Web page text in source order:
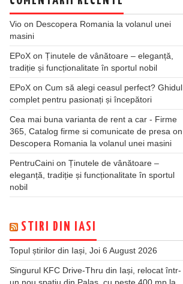
Vio on Descopera Romania la volanul unei
masini
EPoX on Ținutele de vânătoare – eleganță,
tradiție și funcționalitate în sportul nobil
EPoX on Cum să alegi ceasul perfect? Ghidul
complet pentru pasionați și începători
Cea mai buna varianta de rent a car - Firme
365, Catalog firme si comunicate de presa on
Descopera Romania la volanul unei masini
PentruCaini on Ținutele de vânătoare –
eleganță, tradiție și funcționalitate în sportul
nobil
STIRI DIN IASI
Topul știrilor din Iași, Joi 6 August 2026
Singurul KFC Drive-Thru din Iași, relocat într-